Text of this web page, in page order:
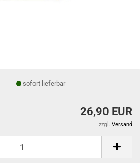
sofort lieferbar
26,90 EUR
zzgl. Versand